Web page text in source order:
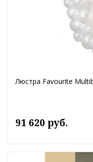
Люстра Favourite
91 620 руб.